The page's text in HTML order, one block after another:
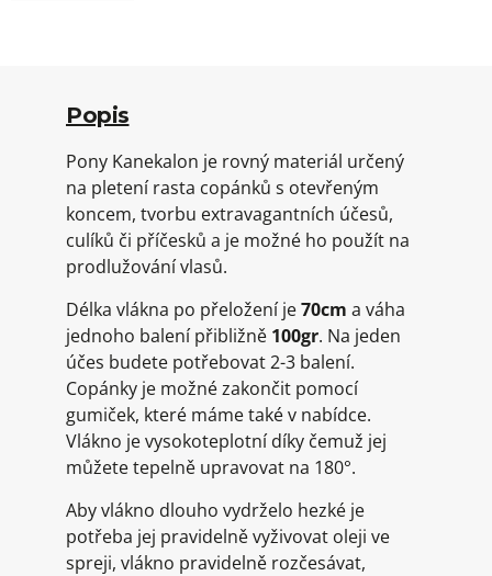
Popis
Pony Kanekalon je rovný materiál určený
na pletení rasta copánků s otevřeným
koncem, tvorbu extravagantních účesů,
culíků či příčesků a je možné ho použít na
prodlužování vlasů.
Délka vlákna po přeložení je70cm a váha
jednoho balení přibližně 100gr. Na jeden
účes budete potřebovat 2-3 balení.
Copánky je možné zakončit pomocí
gumiček, které máme také v nabídce.
Vlákno je vysokoteplotní díky čemuž jej
můžete tepelně upravovat na 180°.
Aby vlákno dlouho vydrželo hezké je
potřeba jej pravidelně vyživovat oleji ve
spreji, vlákno pravidelně rozčesávat,